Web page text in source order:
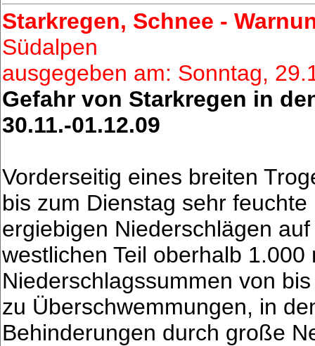
Starkregen, Schnee -
Südalpen
ausgegeben am: Sonntag,
Gefahr von Starkregen in
30.11.-01.12.09
Vorderseitig eines breiten
bis zum Dienstag sehr
ergiebigen Niederschlägen
westlichen Teil oberhalb
Niederschlagssummen von
zu Überschwemmungen, in
Behinderungen durch große